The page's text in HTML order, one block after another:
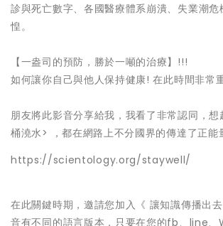
診與死亡數字、各國醫療體系崩潰、失業潮
惶。
【一盎司的預防，勝於一噸的治療】!!!
如何讓你自己與他人保持健康! 在此時間非常
朋友將此影音分享給我，我看了非常認同，
桶澆水> ，都在網路上不分國界的傳達了正能
https://scientology.org/staywell/
在此關鍵時期，邀請您加入《 讓知識傳播出
音有不同的語言版本，只要在您的fb、line